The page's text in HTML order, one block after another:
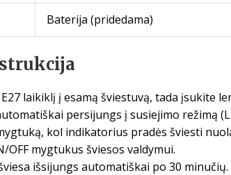
Baterija (pridedama)
laikiklį į esamą šviestuvą, tada įsukite
persijungs į susiejimo režimą
kol indikatorius pradės šviesti
mygtukus šviesos valdymui.
išsijungs automatiškai po 30 minučių.